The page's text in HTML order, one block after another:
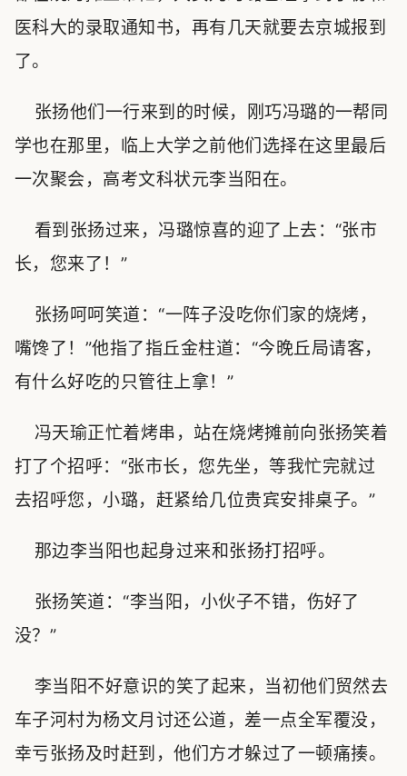
医科大的录取通知书，再有几天就要去京城报到
了。
张扬他们一行来到的时候，刚巧冯璐的一帮同
学也在那里，临上大学之前他们选择在这里最后
一次聚会，高考文科状元李当阳在。
看到张扬过来，冯璐惊喜的迎了上去：“张市
长，您来了！”
张扬呵呵笑道：“一阵子没吃你们家的烧烤，
嘴馋了！”他指了指丘金柱道：“今晚丘局请客，
有什么好吃的只管往上拿！”
冯天瑜正忙着烤串，站在烧烤摊前向张扬笑着
打了个招呼：“张市长，您先坐，等我忙完就过
去招呼您，小璐，赶紧给几位贵宾安排桌子。”
那边李当阳也起身过来和张扬打招呼。
张扬笑道：“李当阳，小伙子不错，伤好了
没？”
李当阳不好意识的笑了起来，当初他们贸然去
车子河村为杨文月讨还公道，差一点全军覆没，
幸亏张扬及时赶到，他们方才躲过了一顿痛揍。